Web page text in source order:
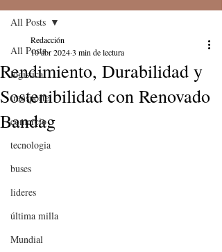
All Posts
logistica
transporte
comercio
tecnologia
buses
lideres
última milla
Mundial
All Posts
Rendimiento, Durabilidad y
Sostenibilidad con Renovado
Bandag
Redacción
10 abr 20243 min de lectura